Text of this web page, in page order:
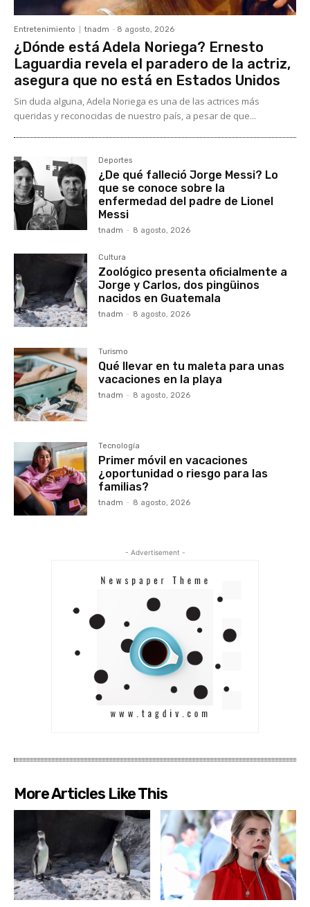
Entretenimiento tnadm - 8 agosto, 2026
¿Dónde está Adela Noriega? Ernesto
Laguardia revela el paradero de la actriz,
asegura que no está en Estados Unidos
Sin duda alguna, Adela Noriega es una de las actrices más
queridas y reconocidas de nuestro país, a pesar de que...
Deportes
¿De qué falleció Jorge Messi? Lo
que se conoce sobre la
enfermedad del padre de Lionel
Messi
tnadm - 8 agosto, 2026
Cultura
Zoológico presenta oficialmente a
Jorge y Carlos, dos pingüinos
nacidos en Guatemala
tnadm - 8 agosto, 2026
Turismo
Qué llevar en tu maleta para unas
vacaciones en la playa
tnadm - 8 agosto, 2026
Tecnología
Primer móvil en vacaciones
¿oportunidad o riesgo para las
familias?
tnadm - 8 agosto, 2026
- Advertisement -
More Articles Like This